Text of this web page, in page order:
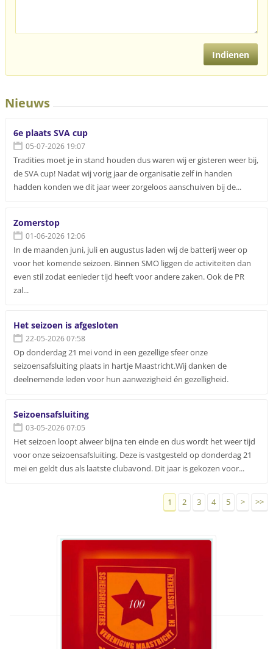
Nieuws
6e plaats SVA cup
05-07-2026 19:07
Tradities moet je in stand houden dus waren wij er gisteren weer bij,
de SVA cup! Nadat wij vorig jaar de organisatie zelf in handen
hadden konden we dit jaar weer zorgeloos aanschuiven bij de...
Zomerstop
01-06-2026 12:06
In de maanden juni, juli en augustus laden wij de batterij weer op
voor het komende seizoen. Binnen SMO liggen de activiteiten dan
even stil zodat eenieder tijd heeft voor andere zaken. Ook de PR
zal...
Het seizoen is afgesloten
22-05-2026 07:58
Op donderdag 21 mei vond in een gezellige sfeer onze
seizoensafsluiting plaats in hartje Maastricht.Wij danken de
deelnemende leden voor hun aanwezigheid én gezelligheid.
Seizoensafsluiting
03-05-2026 07:05
Het seizoen loopt alweer bijna ten einde en dus wordt het weer tijd
voor onze seizoensafsluiting. Deze is vastgesteld op donderdag 21
mei en geldt dus als laatste clubavond. Dit jaar is gekozen voor...
1 2 3 4 5 > >>